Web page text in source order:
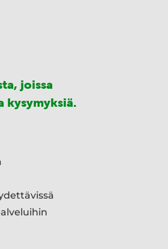
joissa
kysymyksiä.